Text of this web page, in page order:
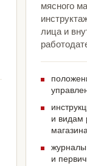
мясного
лица и
и видам
журналы
и